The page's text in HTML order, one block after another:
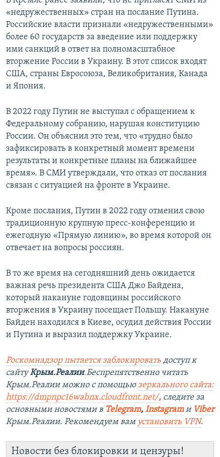
«недружественных» стран на послание Путина.
Российские власти признали «недружественными»
более 60 государств за введение или поддержку
ими санкций в ответ на полномасштабное
вторжение России в Украину. В этот список входят
США, страны Евросоюза, Великобритания, Канада
и Япония.
В 2022 году Путин не выступал с обращением к
Федеральному собранию, нарушая конституцию
России. Он объяснил это тем, что «трудно было
зафиксировать в конкретный момент времени
результаты и конкретные планы на ближайшее
время». В СМИ утверждали, что отказ от послания
связан с ситуацией на фронте в Украине.
Кроме послания, Путин в 2022 году отменил свою
традиционную крупную пресс-конференцию и
ежегодную «Прямую линию», во время которой он
отвечает на вопросы россиян.
В то же время на сегодняшний день ожидается
важная речь президента США Джо Байдена,
который накануне годовщины российского
вторжения в Украину посещает Польшу. Накануне
Байден находился в Киеве, осудил действия России
и Путина и выразил поддержку Украине.
Роскомнадзор пытается заблокировать доступ к
сайтуКрым.Реалии.Беспрепятственно читать
Крым.Реалии можно с помощью зеркального сайта:
https://dmpnpc16wabnx.cloudfront.net/, следите за
основными новостями в Telegram, Instagramи Viber
Крым.Реалии. Рекомендуем вам установить VPN.
Новости без блокировки и цензуры!